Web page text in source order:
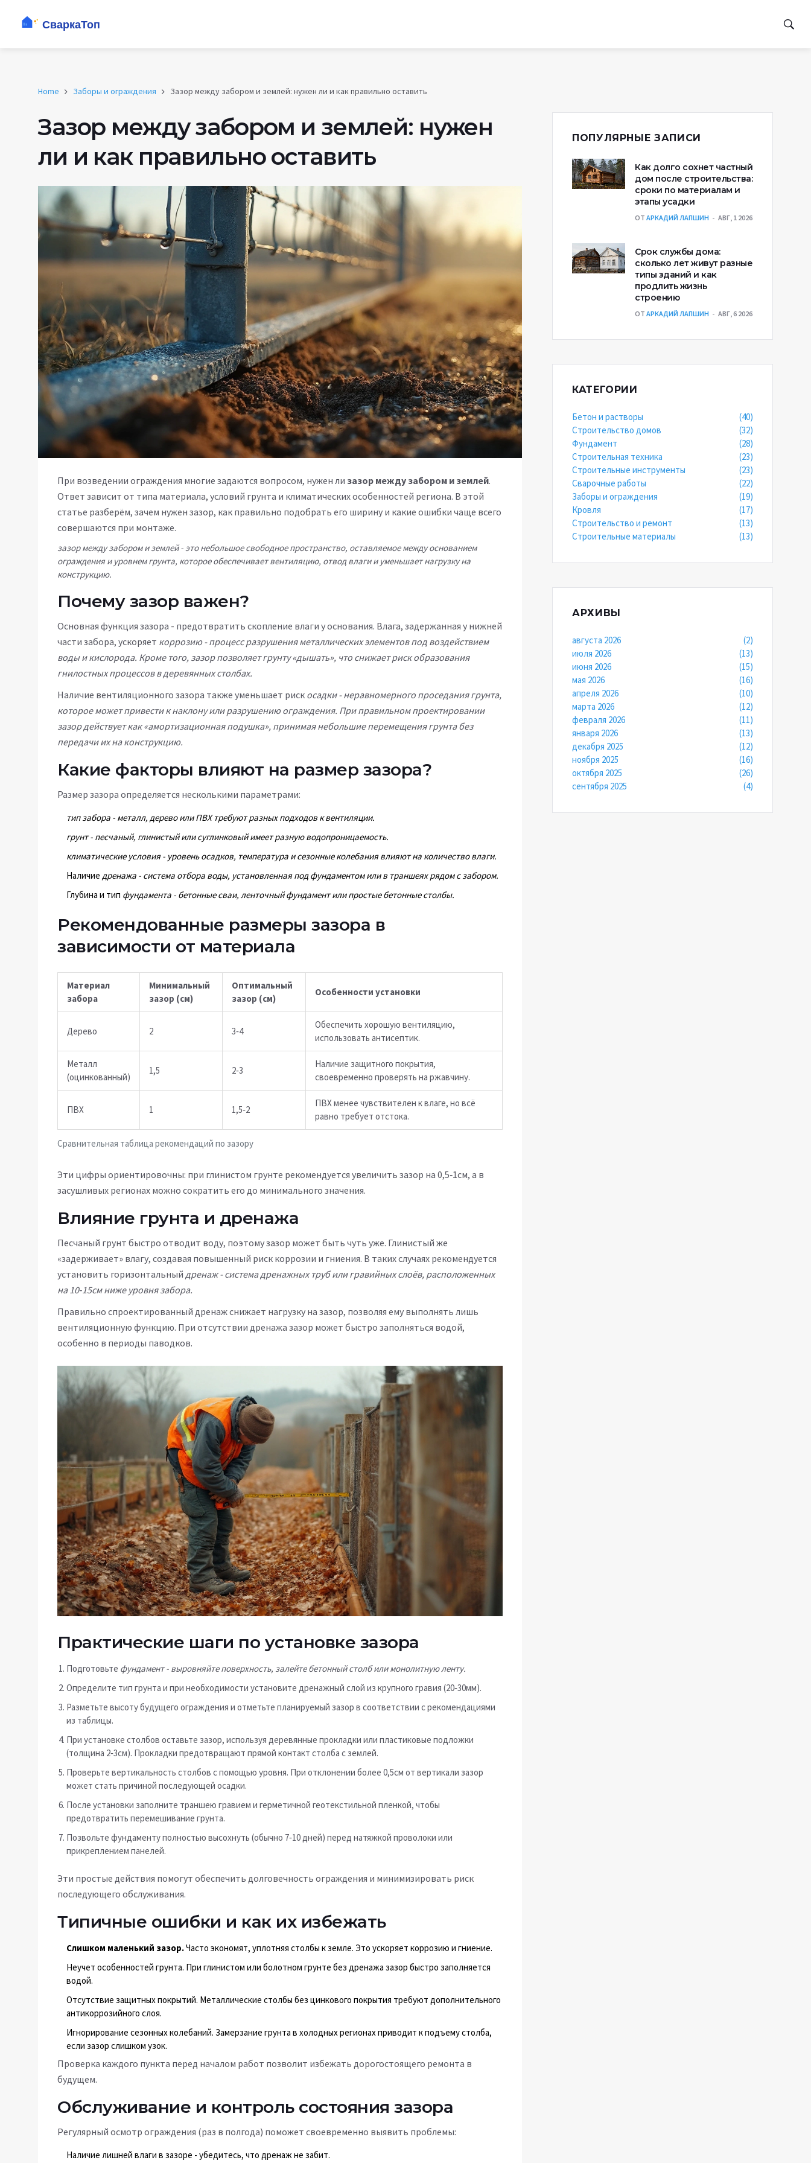
Home Заборы и ограждения Зазор между забором и землей: нужен ли и как правильно оставить
Зазор между забором и землей: нужен
ли и как правильно оставить
При возведении ограждения многие задаются вопросом, нужен ли зазор между забором и землей.
Ответ зависит от типа материала, условий грунта и климатических особенностей региона. В этой
статье разберём, зачем нужен зазор, как правильно подобрать его ширину и какие ошибки чаще всего
совершаются при монтаже.
зазор между забором и землей-это небольшое свободное пространство, оставляемое между основанием
ограждения и уровнем грунта, которое обеспечивает вентиляцию, отвод влаги и уменьшает нагрузку на
конструкцию.
Почему зазор важен?
Основная функция зазора - предотвратить скопление влаги у основания. Влага, задержанная у нижней
части забора, ускоряет коррозию-процесс разрушения металлических элементов под воздействием
воды и кислорода. Кроме того, зазор позволяет грунту «дышать», что снижает риск образования
гнилостных процессов в деревянных столбах.
Наличие вентиляционного зазора также уменьшает риск осадки-неравномерного проседания грунта,
которое может привести к наклону или разрушению ограждения. При правильном проектировании
зазор действует как «амортизационная подушка», принимая небольшие перемещения грунта без
передачи их на конструкцию.
Какие факторы влияют на размер зазора?
Размер зазора определяется несколькими параметрами:
тип забора - металл, дерево или ПВХ требуют разных подходов к вентиляции.
грунт- песчаный, глинистый или суглинковый имеет разную водопроницаемость.
климатические условия- уровень осадков, температура и сезонные колебания влияют на количество влаги.
Наличие дренажа - система отбора воды, установленная под фундаментом или в траншеях рядом с забором.
Глубина и тип фундамента - бетонные сваи, ленточный фундамент или простые бетонные столбы.
Рекомендованные размеры зазора в
зависимости от материала
Сравнительная таблица рекомендаций по зазору
Материал
забора
Минимальный
зазор (см)
Оптимальный
зазор (см)
Особенности установки
Дерево 2 3‑4
Обеспечить хорошую вентиляцию,
использовать антисептик.
Металл
(оцинкованный)
1,5 2‑3
Наличие защитного покрытия,
своевременно проверять на ржавчину.
ПВХ 1 1,5‑2
ПВХ менее чувствителен к влаге, но всё
равно требует отстока.
Эти цифры ориентировочны: при глинистом грунте рекомендуется увеличить зазор на 0,5‑1см, а в
засушливых регионах можно сократить его до минимального значения.
Влияние грунта и дренажа
Песчаный грунт быстро отводит воду, поэтому зазор может быть чуть уже. Глинистый же
«задерживает» влагу, создавая повышенный риск коррозии и гниения. В таких случаях рекомендуется
установить горизонтальный дренаж- система дренажных труб или гравийных слоёв, расположенных
на 10‑15см ниже уровня забора.
Правильно спроектированный дренаж снижает нагрузку на зазор, позволяя ему выполнять лишь
вентиляционную функцию. При отсутствии дренажа зазор может быстро заполняться водой,
особенно в периоды паводков.
Практические шаги по установке зазора
Подготовьте фундамент- выровняйте поверхность, залейте бетонный столб или монолитную ленту.
Определите тип грунта и при необходимости установите дренажный слой из крупного гравия (20‑30мм).
Разметьте высоту будущего ограждения и отметьте планируемый зазор в соответствии с рекомендациями
из таблицы.
При установке столбов оставьте зазор, используя деревянные прокладки или пластиковые подложки
(толщина 2‑3см). Прокладки предотвращают прямой контакт столба с землей.
Проверьте вертикальность столбов с помощью уровня. При отклонении более 0,5см от вертикали зазор
может стать причиной последующей осадки.
После установки заполните траншею гравием и герметичной геотекстильной пленкой, чтобы
предотвратить перемешивание грунта.
Позвольте фундаменту полностью высохнуть (обычно 7‑10 дней) перед натяжкой проволоки или
прикреплением панелей.
Эти простые действия помогут обеспечить долговечность ограждения и минимизировать риск
последующего обслуживания.
Типичные ошибки и как их избежать
Слишком маленький зазор.Часто экономят, уплотняя столбы к земле. Это ускоряет коррозию и гниение.
Неучет особенностей грунта. При глинистом или болотном грунте без дренажа зазор быстро заполняется
водой.
Отсутствие защитных покрытий. Металлические столбы без цинкового покрытия требуют дополнительного
антикоррозийного слоя.
Игнорирование сезонных колебаний. Замерзание грунта в холодных регионах приводит к подъему столба,
если зазор слишком узок.
Проверка каждого пункта перед началом работ позволит избежать дорогостоящего ремонта в
будущем.
Обслуживание и контроль состояния зазора
Регулярный осмотр ограждения (раз в полгода) поможет своевременно выявить проблемы:
Наличие лишней влаги в зазоре - убедитесь, что дренаж не забит.
ПОПУЛЯРНЫЕ ЗАПИСИ
Как долго сохнет частный
дом после строительства:
сроки по материалам и
этапы усадки
ОТ АРКАДИЙ ЛАПШИН АВГ, 1 2026
Срок службы дома:
сколько лет живут разные
типы зданий и как
продлить жизнь
строению
ОТ АРКАДИЙ ЛАПШИН АВГ, 6 2026
КАТЕГОРИИ
Бетон и растворы
(40)
Строительство домов
(32)
Фундамент
(28)
Строительная техника
(23)
Строительные инструменты
(23)
Сварочные работы
(22)
Заборы и ограждения
(19)
Кровля
(17)
Строительство и ремонт
(13)
Строительные материалы
(13)
АРХИВЫ
августа 2026
(2)
июля 2026
(13)
июня 2026
(15)
мая 2026
(16)
апреля 2026
(10)
марта 2026
(12)
февраля 2026
(11)
января 2026
(13)
декабря 2025
(12)
ноября 2025
(16)
октября 2025
(26)
сентября 2025
(4)